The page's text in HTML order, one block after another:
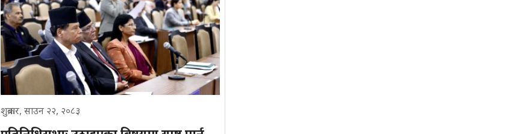
शुक्रबार, साउन २२, २०८३